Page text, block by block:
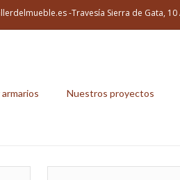
-Travesía Sierra de Gata, 10
Nuestros proyectos